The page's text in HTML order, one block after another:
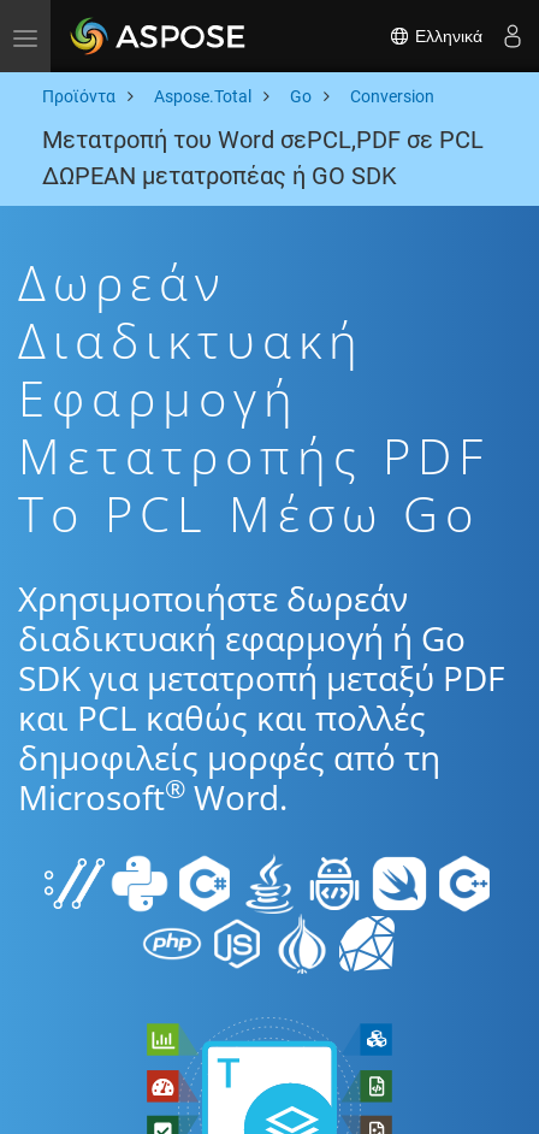
Toggle navigation Ελληνικά
Προϊόντα Aspose.Total Go Conversion
Μετατροπή του Word σεPCL,PDF σε PCL
ΔΩΡΕΑΝ μετατροπέας ή GO SDK
Δωρεάν
Διαδικτυακή
Εφαρμογή
Μετατροπής PDF
To PCL Μέσω Go
Χρησιμοποιήστε δωρεάν
διαδικτυακή εφαρμογή ή Go
SDK για μετατροπή μεταξύ PDF
και PCL καθώς και πολλές
δημοφιλείς μορφές από τη
Microsoft® Word.